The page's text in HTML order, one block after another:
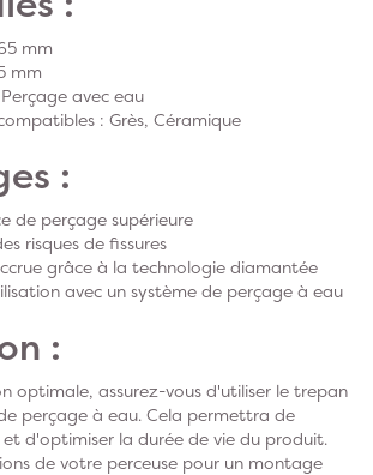
mm
mm
avec eau
: Grès, Céramique
:
de perçage supérieure
risques de fissures
grâce à la technologie diamantée
avec un système de perçage à eau
:
optimale, assurez-vous d'utiliser le trepan
perçage à eau. Cela permettra de
d'optimiser la durée de vie du produit.
de votre perceuse pour un montage